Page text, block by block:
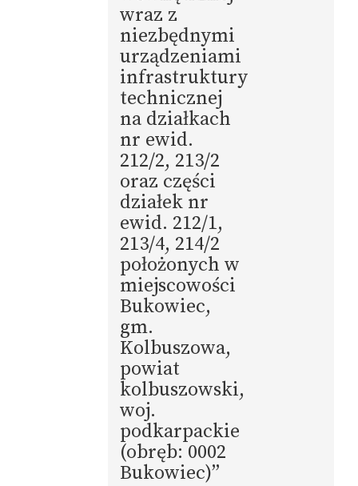
wraz z
niezbędnymi
urządzeniami
infrastruktury
technicznej
na działkach
nr ewid.
212/2, 213/2
oraz części
działek nr
ewid. 212/1,
213/4, 214/2
położonych w
miejscowości
Bukowiec,
gm.
Kolbuszowa,
powiat
kolbuszowski,
woj.
podkarpackie
(obręb: 0002
Bukowiec)”